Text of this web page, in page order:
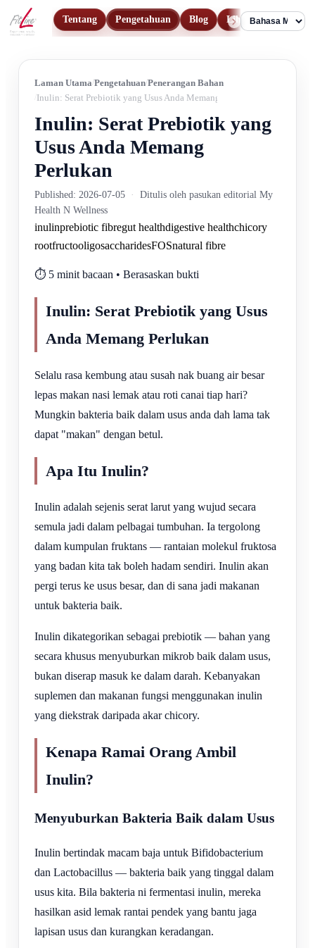
Tentang Pengetahuan Blog Lihat Produk
Language
Laman Utama Pengetahuan Penerangan Bahan
Inulin: Serat Prebiotik yang Usus Anda Memang Perlukan
Inulin: Serat Prebiotik yang
Usus Anda Memang
Perlukan
Published: 2026-07-05 ·
Ditulis oleh pasukan editorial My
Health N Wellness
inulinprebiotic fibregut healthdigestive healthchicory
rootfructooligosaccharidesFOSnatural fibre
⏱️ 5 minit bacaan • Berasaskan bukti
Inulin: Serat Prebiotik yang Usus
Anda Memang Perlukan
Selalu rasa kembung atau susah nak buang air besar
lepas makan nasi lemak atau roti canai tiap hari?
Mungkin bakteria baik dalam usus anda dah lama tak
dapat "makan" dengan betul.
Apa Itu Inulin?
Inulin adalah sejenis serat larut yang wujud secara
semula jadi dalam pelbagai tumbuhan. Ia tergolong
dalam kumpulan fruktans — rantaian molekul fruktosa
yang badan kita tak boleh hadam sendiri. Inulin akan
pergi terus ke usus besar, dan di sana jadi makanan
untuk bakteria baik.
Inulin dikategorikan sebagai prebiotik — bahan yang
secara khusus menyuburkan mikrob baik dalam usus,
bukan diserap masuk ke dalam darah. Kebanyakan
suplemen dan makanan fungsi menggunakan inulin
yang diekstrak daripada akar chicory.
Kenapa Ramai Orang Ambil
Inulin?
Menyuburkan Bakteria Baik dalam Usus
Inulin bertindak macam baja untuk Bifidobacterium
dan Lactobacillus — bakteria baik yang tinggal dalam
usus kita. Bila bakteria ni fermentasi inulin, mereka
hasilkan asid lemak rantai pendek yang bantu jaga
lapisan usus dan kurangkan keradangan.